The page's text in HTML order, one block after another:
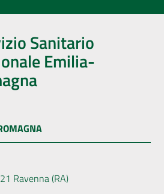
Sanitario
Emilia-
Ravenna (RA)